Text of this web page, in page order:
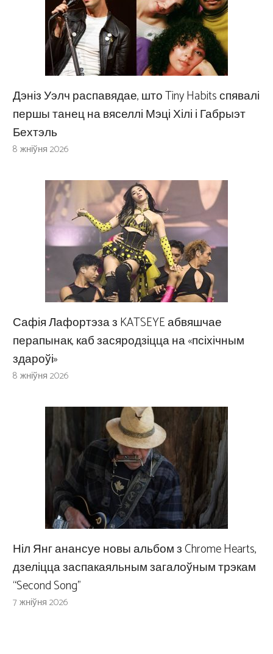
Дэніз Уэлч распавядае, што Tiny Habits спявалі
першы танец на вяселлі Мэці Хілі і Габрыэт
Бехтэль
8 жніўня 2026
Сафія Лафортэза з KATSEYE абвяшчае
перапынак, каб засяродзіцца на «псіхічным
здароўі»
8 жніўня 2026
Ніл Янг анансуе новы альбом з Chrome Hearts,
дзеліцца заспакаяльным загалоўным трэкам
“Second Song”
7 жніўня 2026